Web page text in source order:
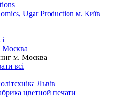
Ugar Production м. Київ
Москва
м. Москва
всі
Львів
цветной печати